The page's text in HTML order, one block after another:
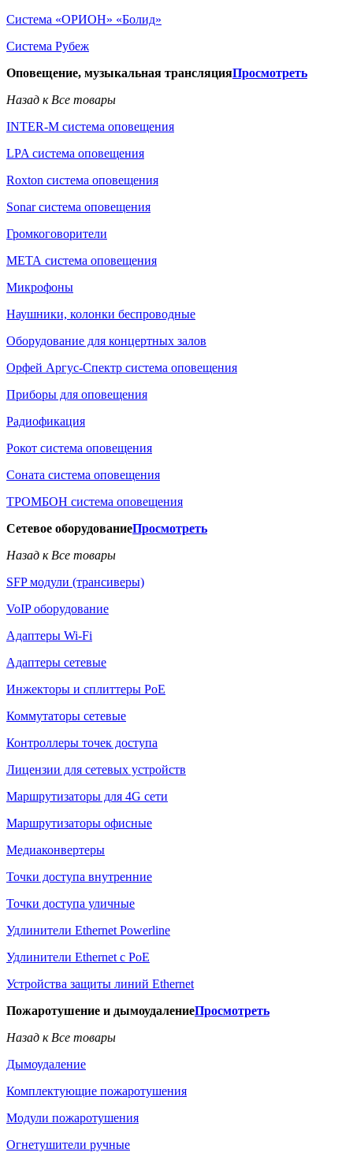
Система «ОРИОН» «Болид»
Система Рубеж
Оповещение, музыкальная трансляцияПросмотреть
Назад к Все товары
INTER-M система оповещения
LPA система оповещения
Roxton система оповещения
Sonar система оповещения
Громкоговорители
МЕТА система оповещения
Микрофоны
Наушники, колонки беспроводные
Оборудование для концертных залов
Орфей Аргус-Спектр система оповещения
Приборы для оповещения
Радиофикация
Рокот система оповещения
Соната система оповещения
ТРОМБОН система оповещения
Сетевое оборудованиеПросмотреть
Назад к Все товары
SFP модули (трансиверы)
VoIP оборудование
Адаптеры Wi-Fi
Адаптеры сетевые
Инжекторы и сплиттеры РоЕ
Коммутаторы сетевые
Контроллеры точек доступа
Лицензии для сетевых устройств
Маршрутизаторы для 4G сети
Маршрутизаторы офисные
Медиаконвертеры
Точки доступа внутренние
Точки доступа уличные
Удлинители Ethernet Powerline
Удлинители Ethernet с PoE
Устройства защиты линий Ethernet
Пожаротушение и дымоудалениеПросмотреть
Назад к Все товары
Дымоудаление
Комплектующие пожаротушения
Модули пожаротушения
Огнетушители ручные